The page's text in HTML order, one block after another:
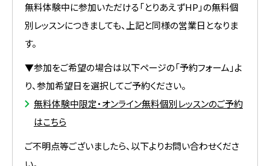
無料体験中に参加いただける「とりあえずHP」の無料個
別レッスンにつきましても、上記と同様の営業日となりま
す。
▼参加をご希望の場合は以下ページの「予約フォーム」よ
り、参加希望日を選択してご予約ください。
無料体験中限定・オンライン無料個別レッスンのご予約
はこちら
ご不明点等ございましたら、以下よりお問い合わせくださ